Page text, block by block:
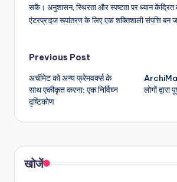
सकें। अनुशासन, स्थिरता और स्पष्टता पर ध्यान
एंटरप्राइज रूपांतरण के लिए एक शक्तिशाली संपत्ति बन
Post
navigation
Previous Post
अर्चीमेट को अन्य फ्रेमवर्क्स के
साथ एकीकृत करना: एक निर्विघ्न
दृष्टिकोण
लोगों
खोजें